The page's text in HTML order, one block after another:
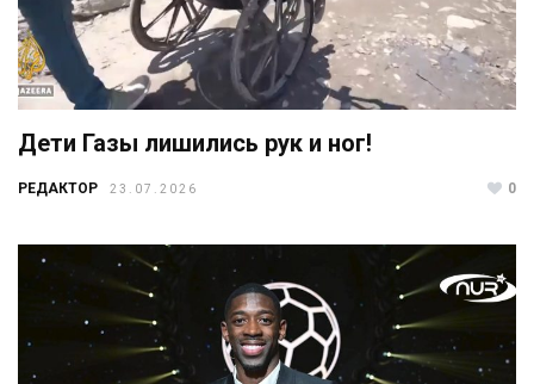
Дети Газы лишились рук и ног!
РЕДАКТОР 23.07.2026 0